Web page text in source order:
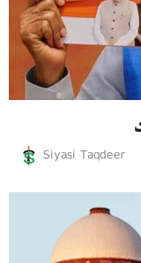
Siyasi Taqdeer